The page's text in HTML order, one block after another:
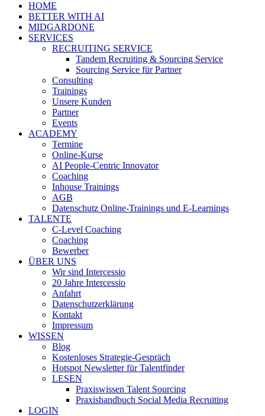
HOME
BETTER WITH AI
MIDGARDONE
SERVICES
RECRUITING SERVICE
Tandem Recruiting & Sourcing Service
Sourcing Service für Partner
Consulting
Trainings
Unsere Kunden
Partner
Events
ACADEMY
Termine
Online-Kurse
AI People-Centric Innovator
Coaching
Inhouse Trainings
AGB
Datenschutz Online-Trainings und E-Learnings
TALENTE
C-Level Coaching
Coaching
Bewerber
ÜBER UNS
Wir sind Intercessio
20 Jahre Intercessio
Anfahrt
Datenschutzerklärung
Kontakt
Impressum
WISSEN
Blog
Kostenloses Strategie-Gespräch
Hotspot Newsletter für Talentfinder
LESEN
Praxiswissen Talent Sourcing
Praxishandbuch Social Media Recruiting
LOGIN